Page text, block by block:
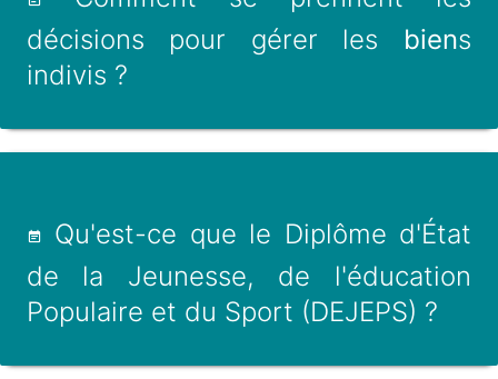
décisions pour gérer les biens
indivis ?
Qu'est-ce que le Diplôme d'État
de la Jeunesse, de l'éducation
Populaire et du Sport (DEJEPS) ?